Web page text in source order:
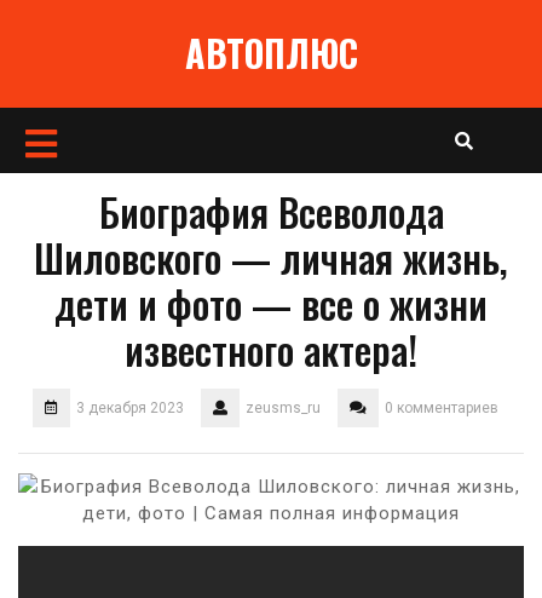
АВТОПЛЮС
Кнопка
Открыть
Биография Всеволода
Шиловского — личная жизнь,
дети и фото — все о жизни
известного актера!
3 декабря 2023 zeusms_ru 0 комментариев